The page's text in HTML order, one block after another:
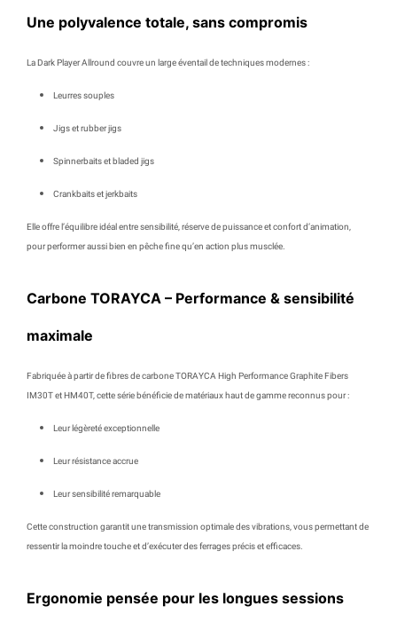
Une polyvalence totale, sans compromis
La Dark Player Allround couvre un large éventail de techniques modernes :
Leurres souples
Jigs et rubber jigs
Spinnerbaits et bladed jigs
Crankbaits et jerkbaits
Elle offre l’équilibre idéal entre sensibilité, réserve de puissance et confort d’animation,
pour performer aussi bien en pêche fine qu’en action plus musclée.
Carbone TORAYCA – Performance & sensibilité
maximale
Fabriquée à partir defibres de carbone TORAYCA High Performance Graphite Fibers
IM30T et HM40T, cette série bénéficie de matériaux haut de gamme reconnus pour :
Leur légèreté exceptionnelle
Leurrésistance accrue
Leursensibilité remarquable
Cette construction garantit unetransmission optimale des vibrations, vous permettant de
ressentir la moindre touche et d’exécuter des ferrages précis et efficaces.
Ergonomie pensée pour les longues sessions